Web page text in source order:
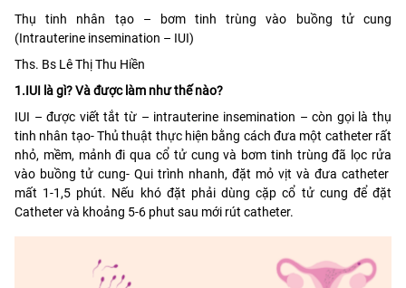
Thụ tinh nhân tạo – bơm tinh trùng vào buồng tử cung
(Intrauterine insemination – IUI)
Ths. Bs Lê Thị Thu Hiền
1.IUI là gì? Và được làm như thế nào?
IUI – được viết tắt từ – intrauterine insemination – còn gọi là thụ
tinh nhân tạo- Thủ thuật thực hiện bằng cách đưa một catheter rất
nhỏ, mềm, mảnh đi qua cổ tử cung và bơm tinh trùng đã lọc rửa
vào buồng tử cung- Qui trình nhanh, đặt mỏ vịt và đưa catheter
mất 1-1,5 phút. Nếu khó đặt phải dùng cặp cổ tử cung để đặt
Catheter và khoảng 5-6 phut sau mới rút catheter.